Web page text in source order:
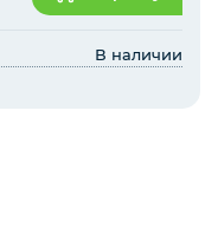
В наличии